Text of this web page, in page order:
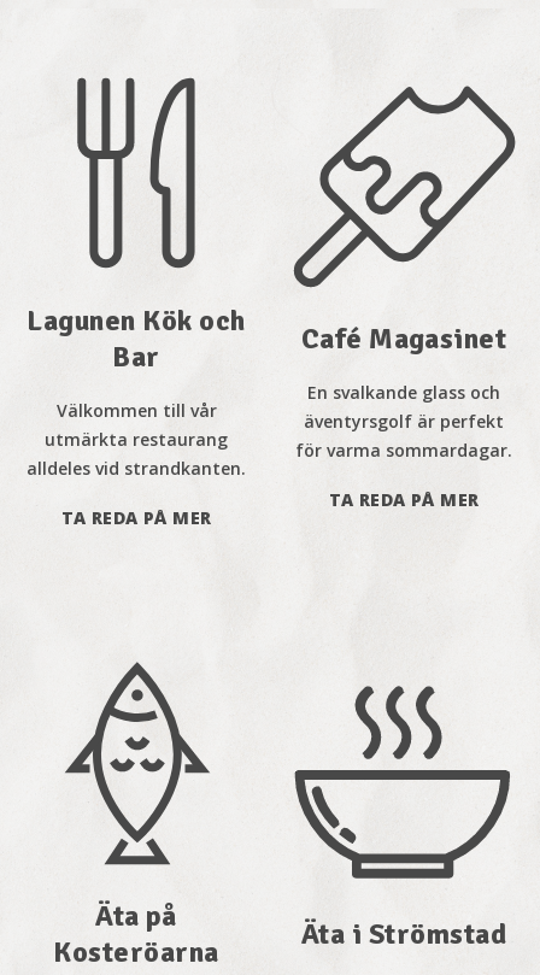
Lagunen Kök och
Bar
Välkommen till vår
utmärkta restaurang
alldeles vid strandkanten.
TA REDA PÅ MER
Café Magasinet
En svalkande glass och
äventyrsgolf är perfekt
för varma sommardagar.
TA REDA PÅ MER
Äta på
Kosteröarna
Äta i Strömstad